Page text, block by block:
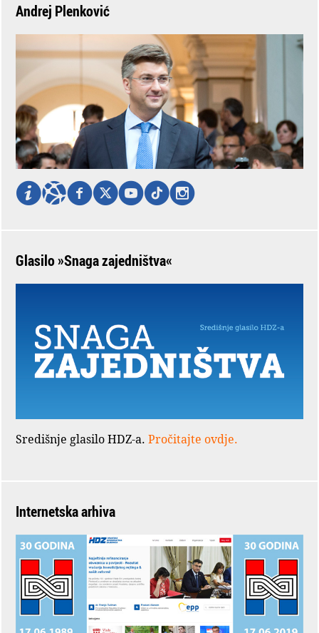
Andrej Plenković
Glasilo »Snaga zajedništva«
Središnje glasilo HDZ-a. Pročitajte ovdje.
Internetska arhiva